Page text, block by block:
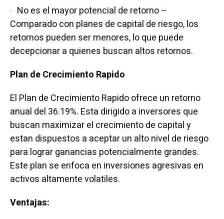
No es el mayor potencial de retorno –
Comparado con planes de capital de riesgo, los
retornos pueden ser menores, lo que puede
decepcionar a quienes buscan altos retornos.
Plan de Crecimiento Rapido
El Plan de Crecimiento Rapido ofrece un retorno
anual del 36.19%. Esta dirigido a inversores que
buscan maximizar el crecimiento de capital y
estan dispuestos a aceptar un alto nivel de riesgo
para lograr ganancias potencialmente grandes.
Este plan se enfoca en inversiones agresivas en
activos altamente volatiles.
Ventajas: